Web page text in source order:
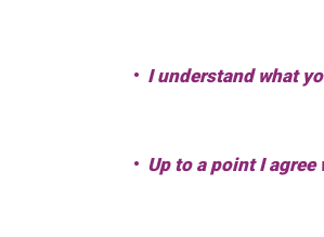
I understand what
Up to a point I